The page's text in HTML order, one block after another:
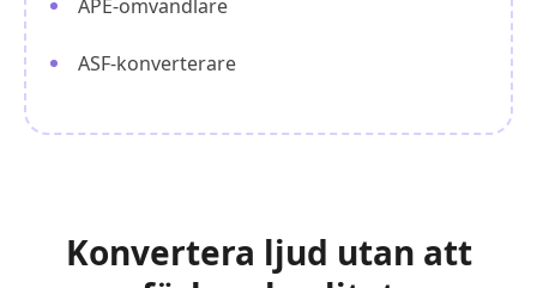
APE-omvandlare
ASF-konverterare
Konvertera ljud utan att